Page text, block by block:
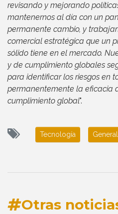
revisando y mejorando
mantenernos al día con un
permanente cambio, y
comercial estratégica que un
sólido tiene en el mercado.
y de cumplimiento globales
para identificar los riesgos en
permanentemente la eficacia
cumplimiento global".
Tecnología General
Otras